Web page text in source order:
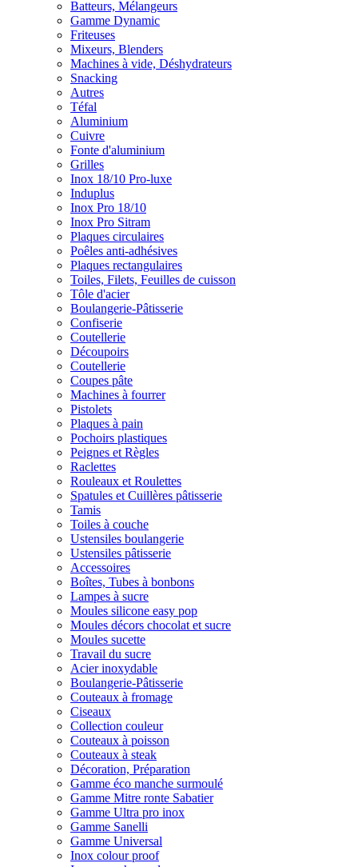
Batteurs, Mélangeurs
Gamme Dynamic
Friteuses
Mixeurs, Blenders
Machines à vide, Déshydrateurs
Snacking
Autres
Téfal
Aluminium
Cuivre
Fonte d'aluminium
Grilles
Inox 18/10 Pro-luxe
Induplus
Inox Pro 18/10
Inox Pro Sitram
Plaques circulaires
Poêles anti-adhésives
Plaques rectangulaires
Toiles, Filets, Feuilles de cuisson
Tôle d'acier
Boulangerie-Pâtisserie
Confiserie
Coutellerie
Découpoirs
Coutellerie
Coupes pâte
Machines à fourrer
Pistolets
Plaques à pain
Pochoirs plastiques
Peignes et Règles
Raclettes
Rouleaux et Roulettes
Spatules et Cuillères pâtisserie
Tamis
Toiles à couche
Ustensiles boulangerie
Ustensiles pâtisserie
Accessoires
Boîtes, Tubes à bonbons
Lampes à sucre
Moules silicone easy pop
Moules décors chocolat et sucre
Moules sucette
Travail du sucre
Acier inoxydable
Boulangerie-Pâtisserie
Couteaux à fromage
Ciseaux
Collection couleur
Couteaux à poisson
Couteaux à steak
Décoration, Préparation
Gamme éco manche surmoulé
Gamme Mitre ronte Sabatier
Gamme Ultra pro inox
Gamme Sanelli
Gamme Universal
Inox colour proof